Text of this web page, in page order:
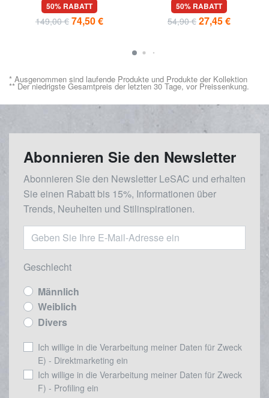
50% RABATT
149,00 € 74,50 €
50% RABATT
54,90 € 27,45 €
* Ausgenommen sind laufende Produkte und Produkte der Kollektion
** Der niedrigste Gesamtpreis der letzten 30 Tage, vor Preissenkung.
Abonnieren Sie den Newsletter
Abonnieren Sie den Newsletter LeSAC und erhalten
Sie einen Rabatt bis 15%, Informationen über
Trends, Neuheiten und Stilinspirationen.
Geschlecht
Männlich
Weiblich
Divers
Ich willige in die Verarbeitung meiner Daten für Zweck
E) - Direktmarketing ein
Ich willige in die Verarbeitung meiner Daten für Zweck
F) - Profiling ein